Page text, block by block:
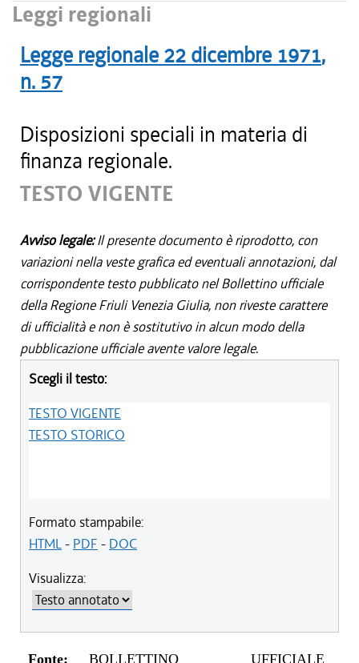
Leggi regionali
Legge regionale 22 dicembre 1971,
n. 57
Disposizioni speciali in materia di
finanza regionale.
TESTO VIGENTE
Avviso legale:Il presente documento è riprodotto, con
variazioni nella veste grafica ed eventuali annotazioni, dal
corrispondente testo pubblicato nel Bollettino ufficiale
della Regione Friuli Venezia Giulia, non riveste carattere
di ufficialità e non è sostitutivo in alcun modo della
pubblicazione ufficiale avente valore legale.
Scegli il testo:
TESTO VIGENTE
TESTO STORICO
Formato stampabile:
HTML- PDF - DOC
Visualizza:
Fonte: BOLLETTINO UFFICIALE